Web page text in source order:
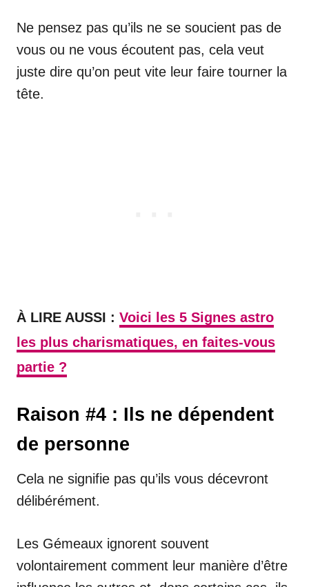
Ne pensez pas qu’ils ne se soucient pas de
vous ou ne vous écoutent pas, cela veut
juste dire qu’on peut vite leur faire tourner la
tête.
À LIRE AUSSI : Voici les 5 Signes astro
les plus charismatiques, en faites-vous
partie ?
Raison #4 : Ils ne dépendent
de personne
Cela ne signifie pas qu’ils vous décevront
délibérément.
Les Gémeaux ignorent souvent
volontairement comment leur manière d’être